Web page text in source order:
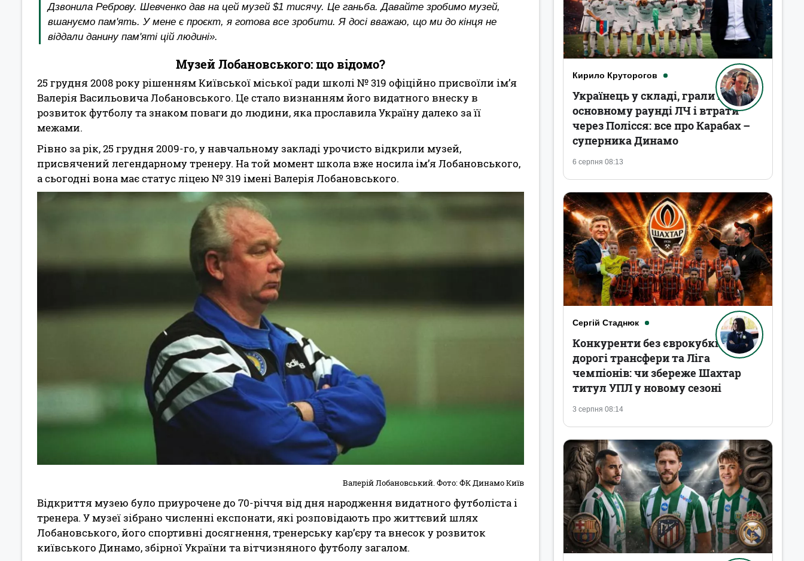
Дзвонила Реброву. Шевченко дав на цей музей $1 тисячу. Це ганьба. Давайте зробимо музей,
вшануємо пам'ять. У мене є проєкт, я готова все зробити. Я досі вважаю, що ми до кінця не
віддали данину пам'яті цій людині».
Музей Лобановського: що відомо?
25 грудня 2008 року рішенням Київської міської ради школі № 319 офіційно присвоїли ім’я
Валерія Васильовича Лобановського. Це стало визнанням його видатного внеску в
розвиток футболу та знаком поваги до людини, яка прославила Україну далеко за її
межами.
Рівно за рік, 25 грудня 2009-го, у навчальному закладі урочисто відкрили музей,
присвячений легендарному тренеру. На той момент школа вже носила ім’я Лобановського,
а сьогодні вона має статус ліцею № 319 імені Валерія Лобановського.
Валерій Лобановський. Фото: ФК Динамо Київ
Відкриття музею було приурочене до 70-річчя від дня народження видатного футболіста і
тренера. У музеї зібрано численні експонати, які розповідають про життєвий шлях
Лобановського, його спортивні досягнення, тренерську кар’єру та внесок у розвиток
київського Динамо, збірної України та вітчизняного футболу загалом.
Кирило Круторогов
6 серпня 08:13
Українець у складі, грали в
основному раунді ЛЧ і втрати
через Полісся: все про Карабах –
суперника Динамо
Сергій Стаднюк
3 серпня 08:14
Конкуренти без єврокубків,
дорогі трансфери та Ліга
чемпіонів: чи збереже Шахтар
титул УПЛ у новому сезоні